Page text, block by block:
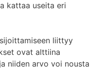
kattaa useita eri
liittyy
ovat alttiina
niiden arvo voi nousta